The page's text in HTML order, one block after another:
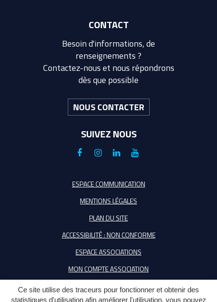
Ce site utilise des traceurs pour fonctionner et obtenir des
statistiques d'utilisation afin améliorer l'utilisation, vous pouvez
CONTACT
Besoin d'informations, de
renseignements ?
Contactez-nous et nous répondrons
dès que possible
NOUS CONTACTER
SUIVEZ NOUS
Lien
le
Facebook
Lien
le
compte
Instagram
Lien
le
compte
Linkedin
Lien
la
Youtube
ESPACE COMMUNICATION
MENTIONS LÉGALES
PLAN DU SITE
ACCESSIBILITÉ : NON CONFORME
ESPACE ASSOCIATIONS
MON COMPTE ASSOCIATION